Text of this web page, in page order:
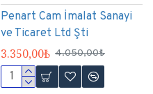
Penart Cam İmalat Sanayi
ve Ticaret Ltd Şti
3.350,00₺ 4.050,00₺